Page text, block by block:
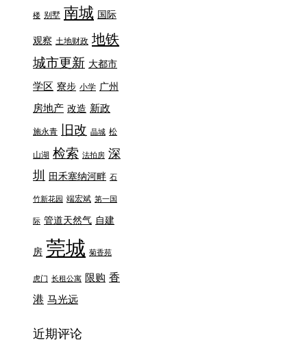
楼 别墅 南城 国际
观察 土地财政 地铁
城市更新 大都市
学区 寮步 小学 广州
房地产 改造 新政
施永青 旧改 晶城 松
山湖 检索 法拍房 深
圳
田禾塞纳河畔 石
竹新花园 端宏斌 第一国
际 管道天然气 自建
房 莞城 菊香苑
虎门 长租公寓 限购 香
港 马光远
近期评论